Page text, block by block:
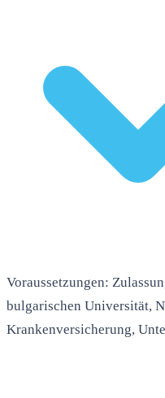
Voraussetzungen:
bulgarischen Universität,
Krankenversicherung,